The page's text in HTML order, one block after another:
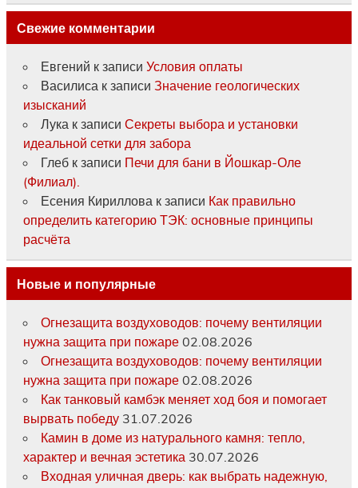
Свежие комментарии
Евгений к записи Условия оплаты
Василисак записи Значение геологических
изысканий
Лукак записи Секреты выбора и установки
идеальной сетки для забора
Глебк записи Печи для бани в Йошкар-Оле
(Филиал).
Есения Кирилловак записи Как правильно
определить категорию ТЭК: основные принципы
расчёта
Новые и популярные
Огнезащита воздуховодов: почему вентиляции
нужна защита при пожаре 02.08.2026
Огнезащита воздуховодов: почему вентиляции
нужна защита при пожаре 02.08.2026
Как танковый камбэк меняет ход боя и помогает
вырвать победу 31.07.2026
Камин в доме из натурального камня: тепло,
характер и вечная эстетика 30.07.2026
Входная уличная дверь: как выбрать надежную,